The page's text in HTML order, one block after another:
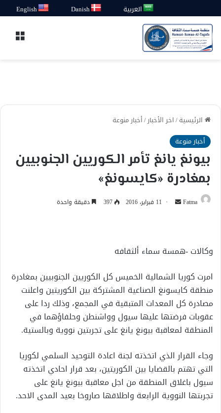
العربية Danish
English
الرئيسية/اخر الأخبار/أخبار منوعة
أخبار منوعة
بيونغ يانغ تأمر الكوريين الجنوبيين
بمغادرة «كايسونغ»
Fatma
أرسل 11 فبراير، 2016 397 دقيقة واحدة
وكالات -همسة سماء ألثقافه
امرت كوريا الشمالية الخميس كل الكوريين الجنوبيين بمغادرة
منطقة كايسونغ الصناعية المشتركة بين الكوريتين واعلنت
مصادرة كل المعدات المتبقية في المجمع، وذلك ردا على
عقوبات فرضتها عليها سيول وواشنطن وحلفاؤهما في
المنطقة لمعاقبة بيونغ يانغ على تجربتين نووية وبالستية.
وجاء القرار الذي اتخذته لجنة اعادة التوحيد السلمي لكوريا
التي تهتم بالقضايا بين الكوريتين، بعد قرار احادي اتخذته
سيول باغلاق المنطقة من اجل معاقبة بيونغ يانغ على
تجربتها النووية الرابعة واطلاقها صاروخا بعيد المدى الاحد.